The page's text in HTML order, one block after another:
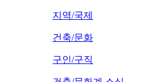
지역/국제
건축/문화
구인/구직